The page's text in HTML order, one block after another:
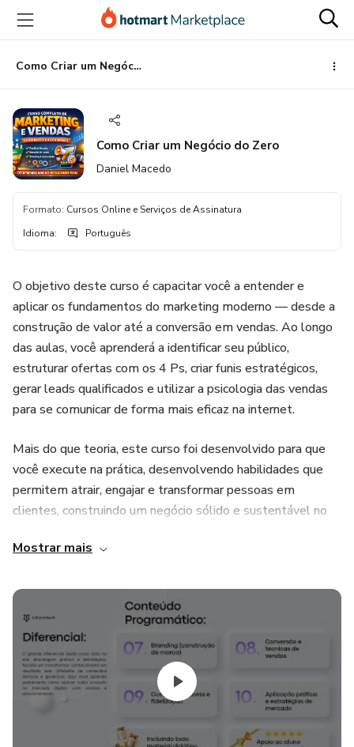
para
conteúdo
principal
para
pagamento
para
rodapé
Como Criar um Negócio do Zero
Como Criar um Negócio do Zero
Daniel Macedo
Formato: Cursos Online e Serviços de Assinatura
Idioma: Português
O objetivo deste curso é capacitar você a entender e
aplicar os fundamentos do marketing moderno — desde a
construção de valor até a conversão em vendas. Ao longo
das aulas, você aprenderá a identificar seu público,
estruturar ofertas com os 4 Ps, criar funis estratégicos,
gerar leads qualificados e utilizar a psicologia das vendas
para se comunicar de forma mais eficaz na internet.
Mais do que teoria, este curso foi desenvolvido para que
você execute na prática, desenvolvendo habilidades que
permitem atrair, engajar e transformar pessoas em
clientes, construindo um negócio sólido e sustentável no
Mostrar mais